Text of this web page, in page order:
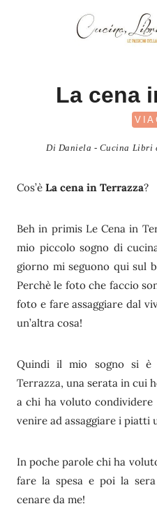
La cena
Di Daniela - Cucina Libri
Cos’è La cena in Terrazza?
Beh in primis Le Cena in
mio piccolo sogno di
giorno mi seguono qui sul
Perchè le foto che faccio
foto e fare assaggiare dal
un’altra cosa!
Quindi il mio sogno si è
Terrazza, una serata in cui
a chi ha voluto condividere
venire ad assaggiare i piatti
In poche parole chi ha
fare la spesa e poi la
cenare da me!